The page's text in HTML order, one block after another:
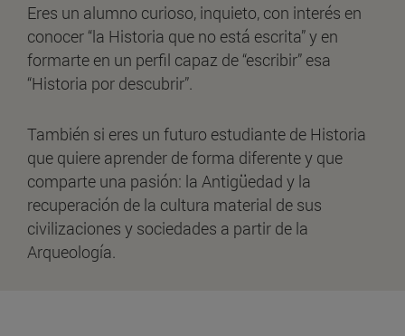
Eres un alumno curioso, inquieto, con interés en
conocer “la Historia que no está escrita” y en
formarte en un perfil capaz de “escribir” esa
“Historia por descubrir”.
También si eres un futuro estudiante de Historia
que quiere aprender de forma diferente y que
comparte una pasión: la Antigüedad y la
recuperación de la cultura material de sus
civilizaciones y sociedades a partir de la
Arqueología.